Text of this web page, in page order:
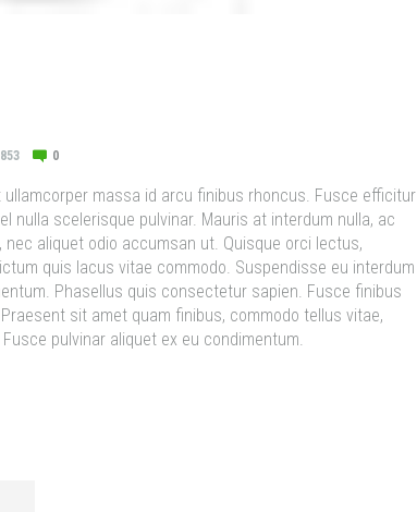
853 0
massa id arcu finibus rhoncus. Fusce efficitur
nulla scelerisque pulvinar. Mauris at interdum nulla, ac
aliquet odio accumsan ut. Quisque orci lectus,
quis lacus vitae commodo. Suspendisse eu interdum
Phasellus quis consectetur sapien. Fusce finibus
sit amet quam finibus, commodo tellus vitae,
pulvinar aliquet ex eu condimentum.